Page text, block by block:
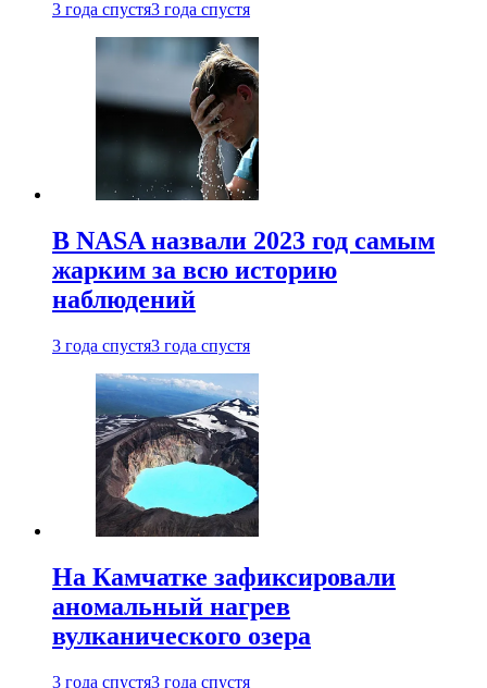
3 года спустя3 года спустя
В NASA назвали 2023 год самым
жарким за всю историю
наблюдений
3 года спустя3 года спустя
На Камчатке зафиксировали
аномальный нагрев
вулканического озера
3 года спустя3 года спустя